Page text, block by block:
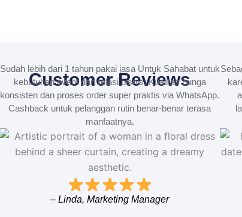
Customer Reviews
Sudah lebih dari 1 tahun pakai jasa Untuk Sahabat untuk
kebutuhan event dan relasi bisnis. Kualitas bunga
konsisten dan proses order super praktis via WhatsApp.
Cashback untuk pelanggan rutin benar-benar terasa
manfaatnya.
– Linda, Marketing Manager